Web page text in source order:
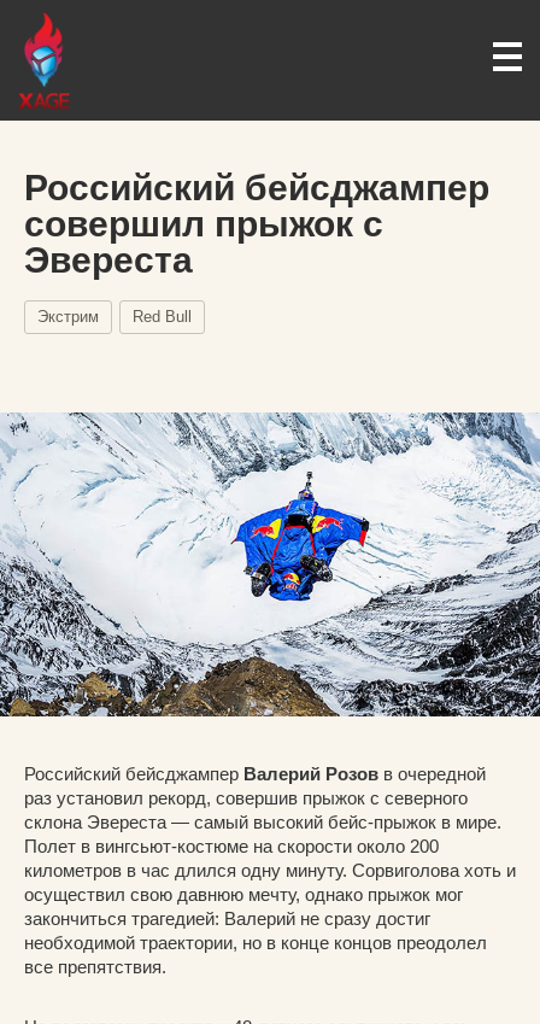
Российский бейсджампер
совершил прыжок с
Эвереста
Экстрим Red Bull
Российский бейсджампер Валерий Розов в очередной
раз установил рекорд, совершив прыжок с северного
склона Эвереста — самый высокий бейс-прыжок в мире.
Полет в вингсьют-костюме на скорости около 200
километров в час длился одну минуту. Сорвиголова хоть и
осуществил свою давнюю мечту, однако прыжок мог
закончиться трагедией: Валерий не сразу достиг
необходимой траектории, но в конце концов преодолел
все препятствия.